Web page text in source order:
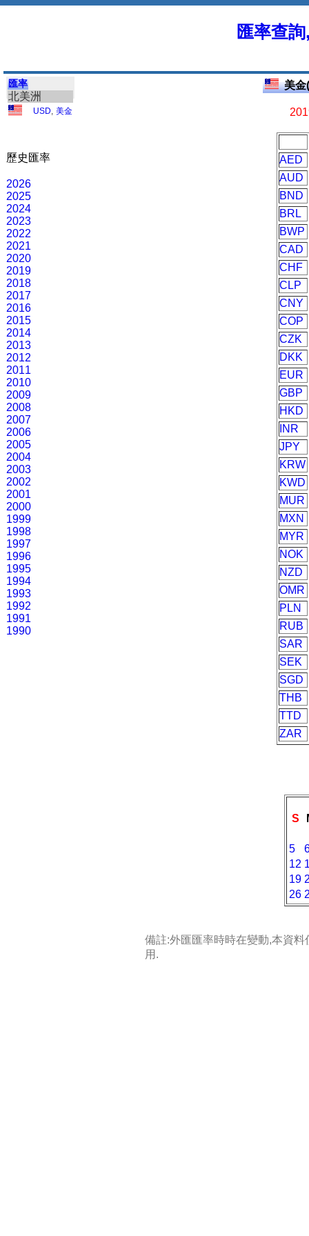
匯率查
匯率
北美洲
USD 美金
歷史匯率
2026
2025
2024
2023
2022
2021
2020
2019
2018
2017
2016
2015
2014
2013
2012
2011
2010
2009
2008
2007
2006
2005
2004
2003
2002
2001
2000
1999
1998
1997
1996
1995
1994
1993
1992
1991
1990
美金
AED
AUD
BND
BRL
BWP
CAD
CHF
CLP
CNY
COP
CZK
DKK
EUR
GBP
HKD
INR
JPY
KRW
KWD
MUR
MXN
MYR
NOK
NZD
OMR
PLN
RUB
SAR
SEK
SGD
THB
TTD
ZAR
S
5
12
19
26
備註:外匯匯率時時在變動,本資
用.